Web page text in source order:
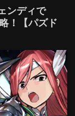
ンディで
！【パズド